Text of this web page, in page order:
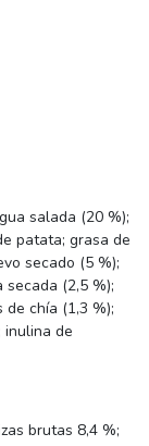
salada (20 %);
patata; grasa de
secado (5 %);
(2,5 %);
chía (1,3 %);
inulina de
brutas 8,4 %;